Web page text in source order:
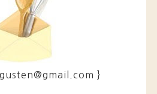
}